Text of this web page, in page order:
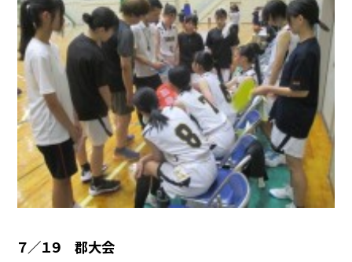
７／１９ 郡大会